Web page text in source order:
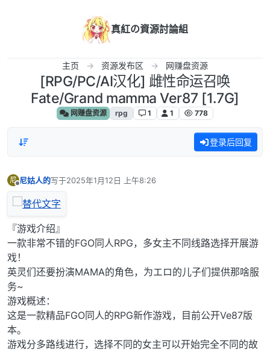
真紅の資源討論組
主页 资源发布区 网赚盘资源
[RPG/PC/AI汉化] 雌性命运召唤
Fate/Grand mamma Ver87 [1.7G]
网赚盘资源 rpg 1 1 778
登录后回复
尼 尼姑人的写于2025年1月12日 上午8:26
最后由 编辑
『游戏介绍』
一款非常不错的FGO同人RPG，多女主不同线路选择开展游
戏！
英灵们还要扮演MAMA的角色，为エロ的儿子们提供那啥服
务~
游戏概述：
这是一款精品FGO同人的RPG新作游戏，目前公开Ve87版
本。
游戏分多路线进行，选择不同的女主可以开始完全不同的故